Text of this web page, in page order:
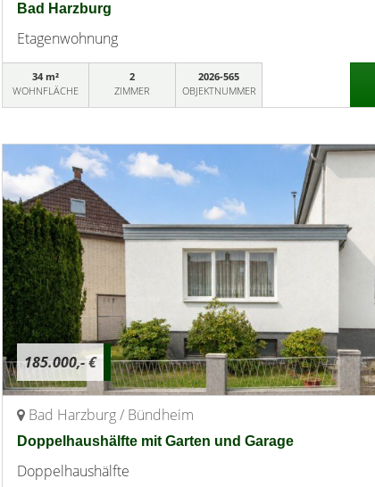
Bad Harzburg
Etagenwohnung
34 m²
WOHNFLÄCHE
2
ZIMMER
2026-565
OBJEKTNUMMER
185.000,- €
Bad Harzburg / Bündheim
Doppelhaushälfte mit Garten und Garage
Doppelhaushälfte